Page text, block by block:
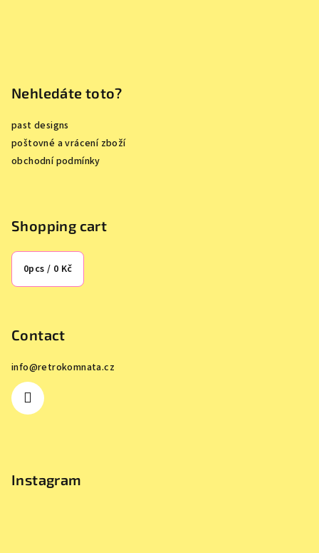
Nehledáte toto?
past designs
poštovné a vrácení zboží
obchodní podmínky
Shopping cart
0pcs / 0 Kč
Contact
info@retrokomnata.cz
Instagram